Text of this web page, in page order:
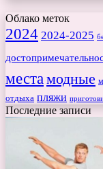
Облако меток
2024 2024-2025
местамодные
отдыха пляжи
Последние записи